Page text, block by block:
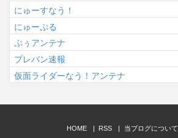
にゅーすなう！
にゅーぷる
ぷぅアンテナ
プレバン速報
仮面ライダーなう！アンテナ
HOME RSS 当ブログについて